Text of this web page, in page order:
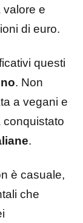
valore e
di euro.
questi
. Non
a vegani e
conquistato
.
è casuale,
che